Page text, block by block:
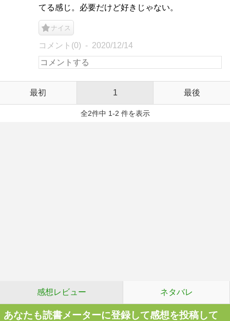
てる感じ。必要だけど好きじゃない。
ナイス
コメント(0) 2020/12/14
最初 1 最後
全2件中 1-2 件を表示
感想レビュー ネタバレ
あなたも読書メーターに登録して感想を投稿して